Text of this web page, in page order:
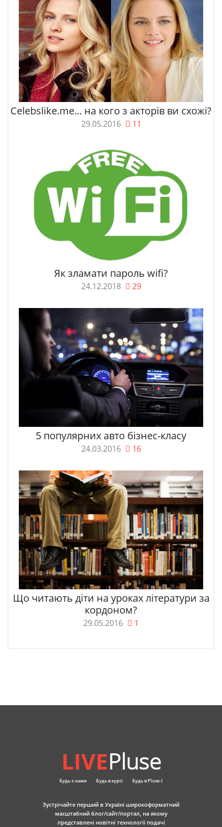
Celebslike.me... на кого з акторів ви схожі?
29.05.2016 11
Як зламати пароль wifi?
24.12.2018 29
5 популярних авто бізнес-класу
24.03.2016 16
Що читають діти на уроках літератури за
кордоном?
29.05.2016 1
LIVEPluse
Будь з нами Будь в курсі Будь в Pluse-)
Зустрічайте перший в Україні широкоформатний
масштабний блог/сайт/портал, на якому
представлені новітні технології подачі